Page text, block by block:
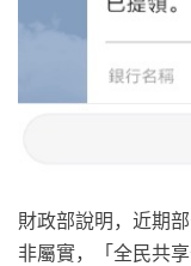
財政部說明，近期
非屬實，「全民共